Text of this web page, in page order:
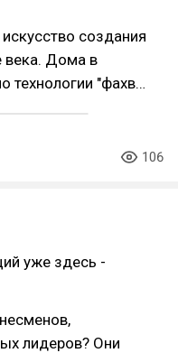
создания
века. Дома в
технологии "фахв…
106
уже здесь -
лидеров? Они